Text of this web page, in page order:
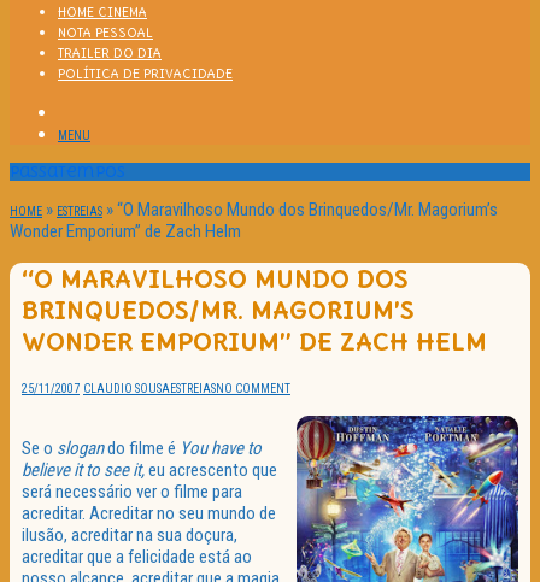
HOME CINEMA
NOTA PESSOAL
TRAILER DO DIA
POLÍTICA DE PRIVACIDADE
MENU
Passatempos
HOME » ESTREIAS »“O Maravilhoso Mundo dos Brinquedos/Mr. Magorium’s
Wonder Emporium” de Zach Helm
“O MARAVILHOSO MUNDO DOS
BRINQUEDOS/MR. MAGORIUM’S
WONDER EMPORIUM” DE ZACH HELM
25/11/2007 CLAUDIO SOUSAESTREIASNO COMMENT
Se o slogando filme é You have to
believe it to see it,eu acrescento que
será necessário ver o filme para
acreditar. Acreditar no seu mundo de
ilusão, acreditar na sua doçura,
acreditar que a felicidade está ao